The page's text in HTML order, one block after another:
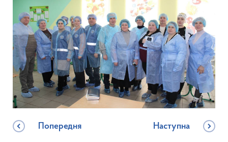
Попередня Наступна